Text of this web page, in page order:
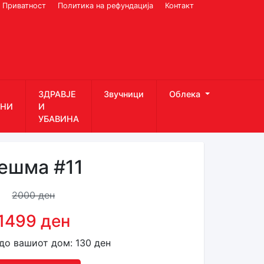
Приватност Политика на рефундација Контакт
ЗДРАВЈЕ
И
УБАВИНА
Звучници Облека
#11
2000 ден
ден
вашиот дом: 130 ден